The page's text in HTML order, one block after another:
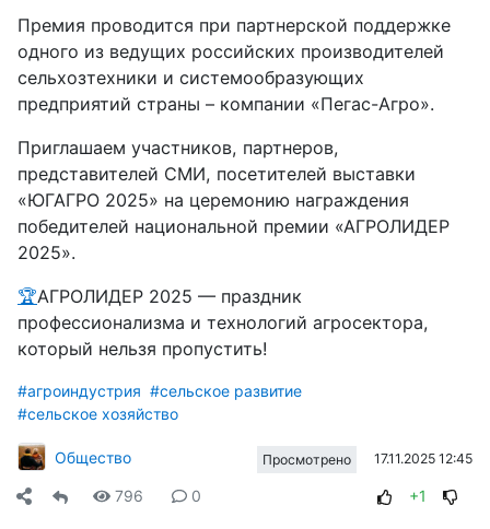
Премия проводится при партнерской поддержке
одного из ведущих российских производителей
сельхозтехники и системообразующих
предприятий страны – компании «Пегас-Агро».
Приглашаем участников, партнеров,
представителей СМИ, посетителей выставки
«ЮГАГРО 2025» на церемонию награждения
победителей национальной премии «АГРОЛИДЕР
2025».
🏆АГРОЛИДЕР 2025 — праздник
профессионализма и технологий агросектора,
который нельзя пропустить!
#агроиндустрия #сельское развитие
#сельское хозяйство
Общество Просмотрено 17.11.2025 12:45
796 0 +1